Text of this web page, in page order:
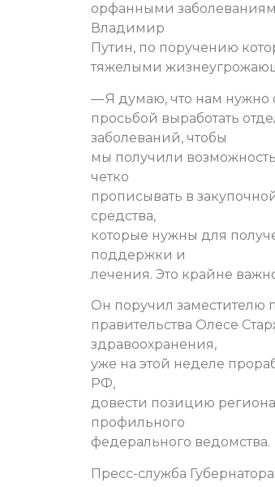
орфанными
Владимир
Путин, по поручению
тяжелыми
— Я думаю, что нам нужно
просьбой выработать
заболеваний, чтобы
мы получили
четко
прописывать в
средства,
которые нужны для
поддержки и
лечения. Это крайне
Он поручил заместителю
правительства Олесе
здравоохранения,
уже на этой неделе
РФ,
довести позицию
профильного
федерального ведомства.
Пресс-служба